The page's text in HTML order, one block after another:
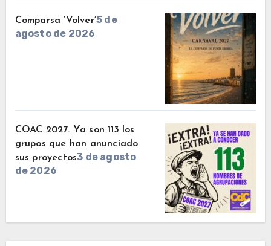
Comparsa ‘Volver’5 de
agosto de 2026
COAC 2027. Ya son 113 los
grupos que han anunciado
sus proyectos3 de agosto
de 2026